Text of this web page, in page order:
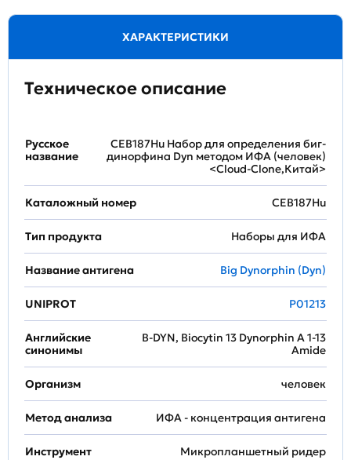
ХАРАКТЕРИСТИКИ
Техническое описание
Русское
название
CEB187Hu Набор для определения биг-
динорфина Dyn методом ИФА (человек)
<Cloud-Clone,Китай>
Каталожный номер CEB187Hu
Тип продукта Наборы для ИФА
Название антигена Big Dynorphin (Dyn)
UNIPROT P01213
Английские
синонимы
B-DYN, Biocytin 13 Dynorphin A 1-13
Amide
Организм человек
Метод анализа ИФА - концентрация антигена
Инструмент Микропланшетный ридер